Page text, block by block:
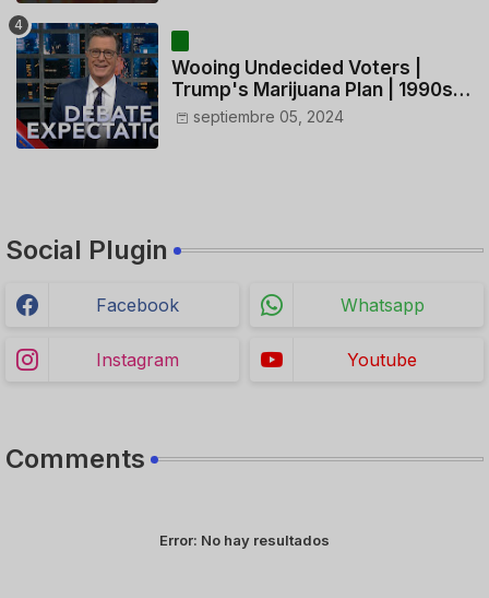
Wooing Undecided Voters |
Trump's Marijuana Plan | 1990s
Porn Expert Mark Robinson
septiembre 05, 2024
Social Plugin
Facebook Whatsapp
Instagram Youtube
Comments
Error: No hay resultados